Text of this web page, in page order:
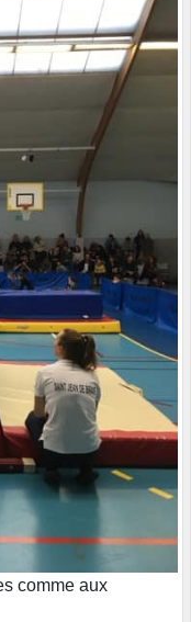
comme aux